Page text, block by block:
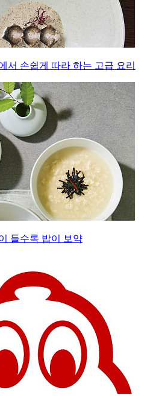
서 손쉽게 따라 하는 고급 요리
들수록 밥이 보약